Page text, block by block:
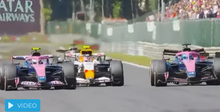
VIDEO